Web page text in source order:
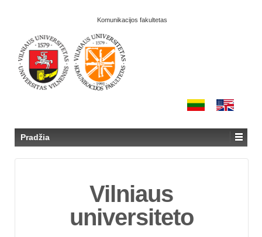
Komunikacijos fakultetas
Pradžia
Vilniaus
universiteto